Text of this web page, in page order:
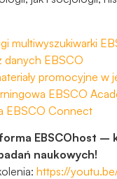
multiwyszukiwarki
danych EBSCO
promocyjne w
EBSCO
EBSCO Connect
EBSCOhost –
naukowych!
https://